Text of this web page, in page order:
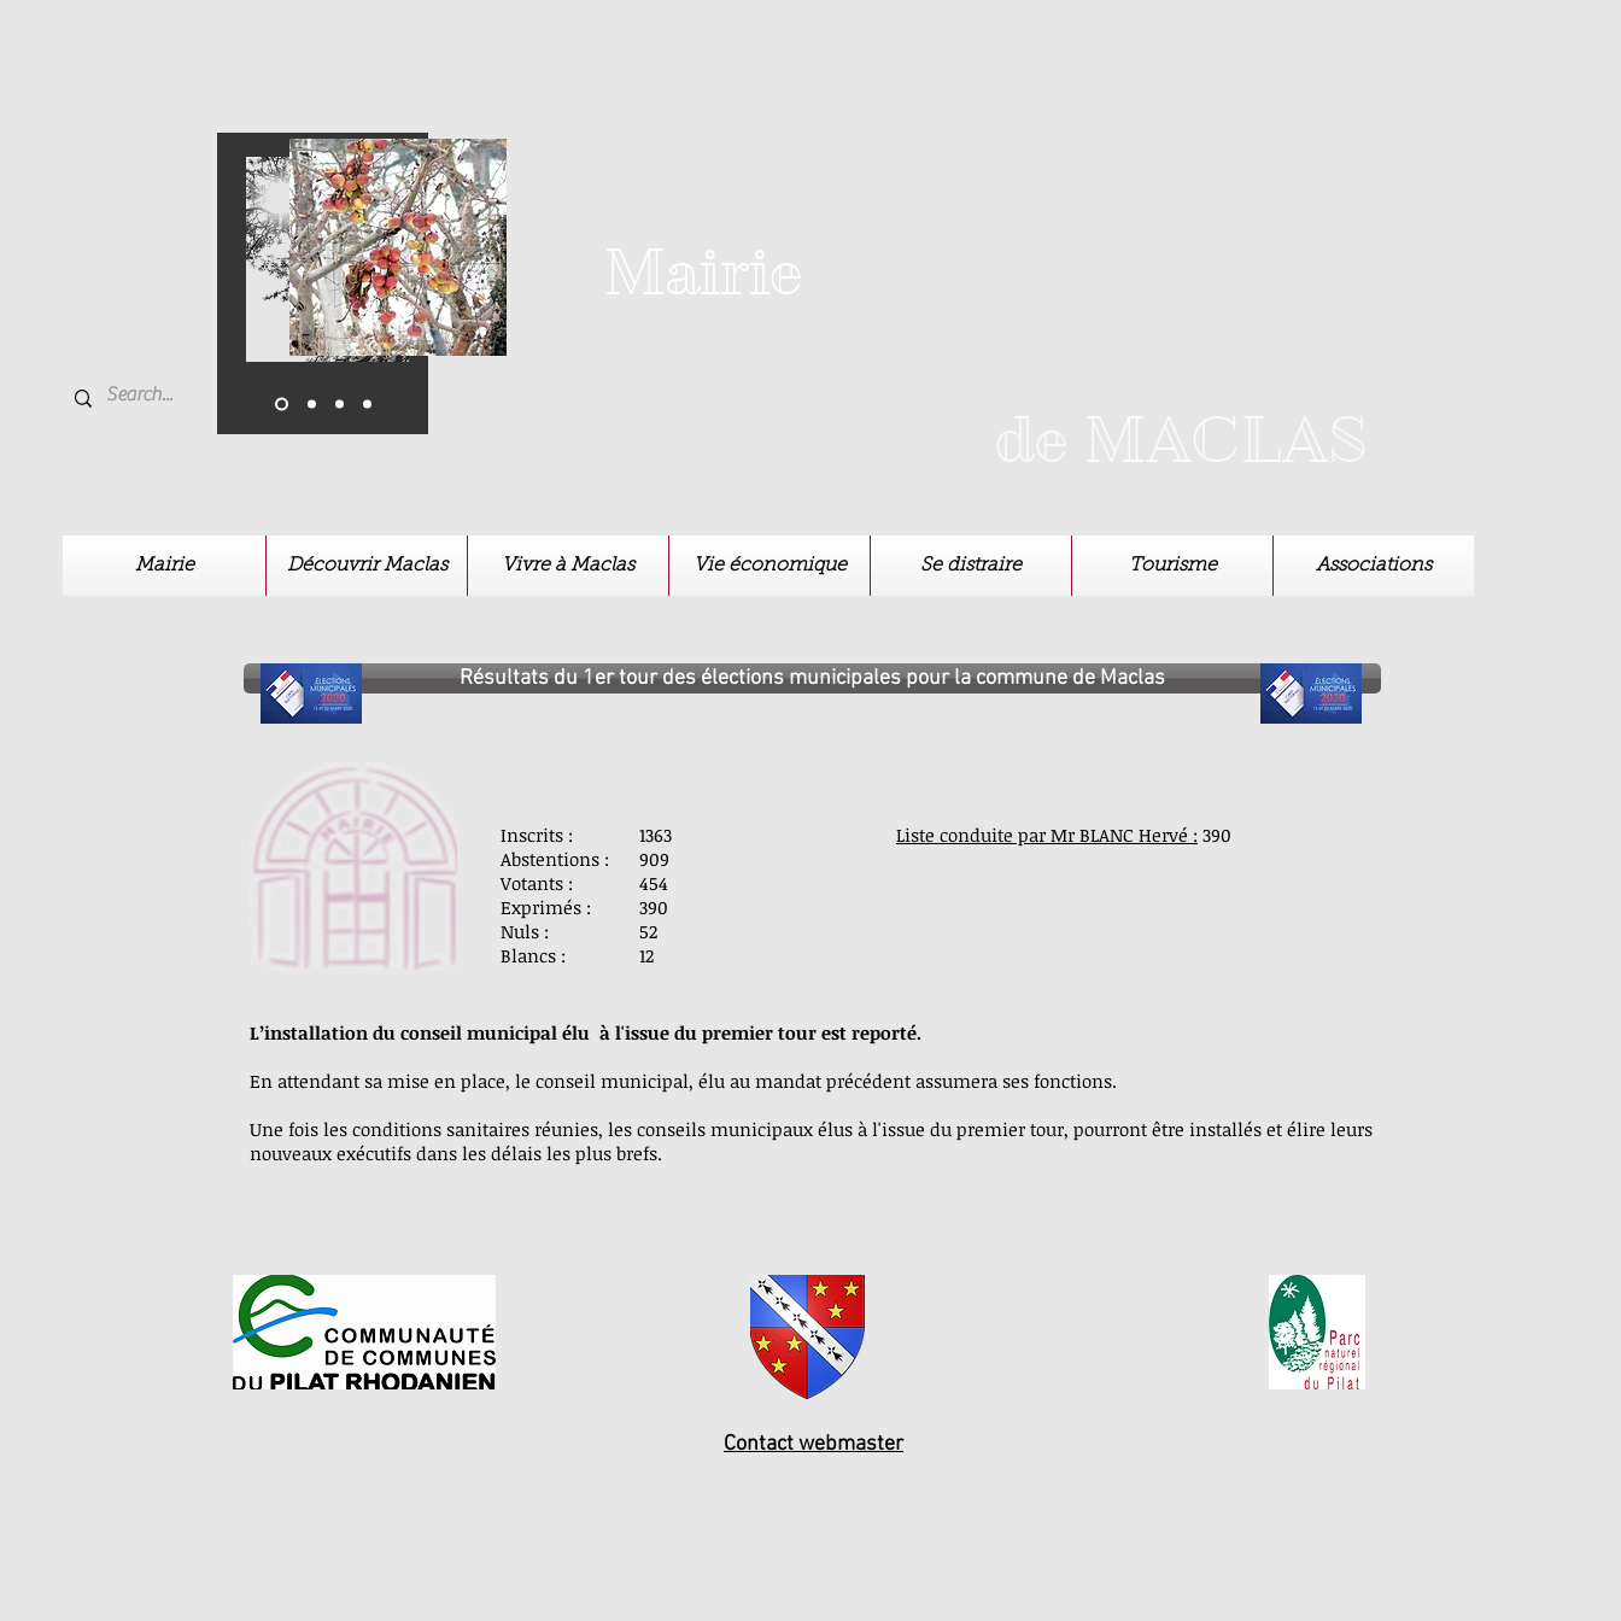
Mairie
Mairie Découvrir Maclas Vivre à Maclas Vie économique Se distraire Tourisme Associations
Résultats du 1er tour des élections municipales pour la commune de Maclas
Inscrits :
Abstentions :
Votants :
Exprimés :
Nuls :
Blancs :
1363
909
454
390
52
12
Liste conduite par Mr BLANC Hervé : 390
L’installation du conseil municipal élu à l'issue du premier tour est reporté.
En attendant sa mise en place, le conseil municipal, élu au mandat précédent assumera ses fonctions.
Une fois les conditions sanitaires réunies, les conseils municipaux élus à l'issue du premier tour, pourront être installés et élire leurs
nouveaux exécutifs dans les délais les plus brefs.
Contact webmaster